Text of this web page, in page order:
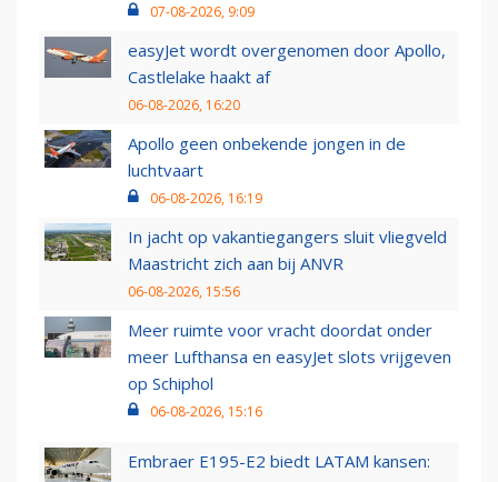
07-08-2026, 9:09
easyJet wordt overgenomen door Apollo,
Castlelake haakt af
06-08-2026, 16:20
Apollo geen onbekende jongen in de
luchtvaart
06-08-2026, 16:19
In jacht op vakantiegangers sluit vliegveld
Maastricht zich aan bij ANVR
06-08-2026, 15:56
Meer ruimte voor vracht doordat onder
meer Lufthansa en easyJet slots vrijgeven
op Schiphol
06-08-2026, 15:16
Embraer E195-E2 biedt LATAM kansen: